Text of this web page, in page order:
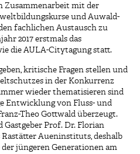
Zusammenarbeit mit der
und Auwald-
fachlichen Austausch zu
2017 erstmals das
die AULA-Citytagung statt.
kritische Fragen stellen und
in der Konkurrenz
wieder thematisieren sind
Entwicklung von Fluss- und
Theo Gottwald überzeugt.
Gastgeber Prof. Dr. Florian
Rastätter Aueninstituts, deshalb
jüngeren Generationen am